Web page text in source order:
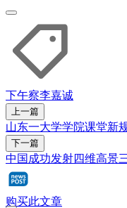
下午察李嘉诚
上一篇
山东一大学学院课堂新
下一篇
中国成功发射四维高景
购买此文章